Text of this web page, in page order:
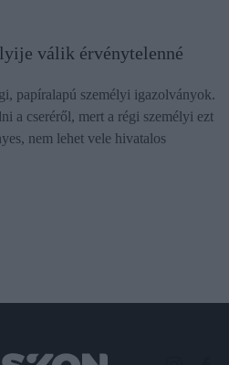
válik érvénytelenné
papíralapú személyi igazolványok.
a cseréről, mert a régi személyi ezt
nem lehet vele hivatalos